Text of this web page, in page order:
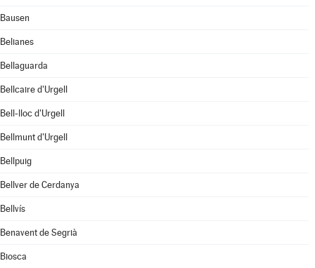
Bausen
Belianes
Bellaguarda
Bellcaire d'Urgell
Bell-lloc d'Urgell
Bellmunt d'Urgell
Bellpuig
Bellver de Cerdanya
Bellvís
Benavent de Segrià
Biosca